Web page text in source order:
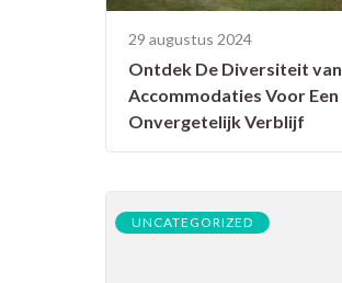
29 augustus 2024
Ontdek De Diversiteit van
Accommodaties Voor Een
Onvergetelijk Verblijf
UNCATEGORIZED